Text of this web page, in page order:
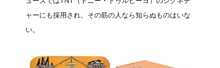
ャーにも採用され、その筋の人なら知らぬものはいな
い。